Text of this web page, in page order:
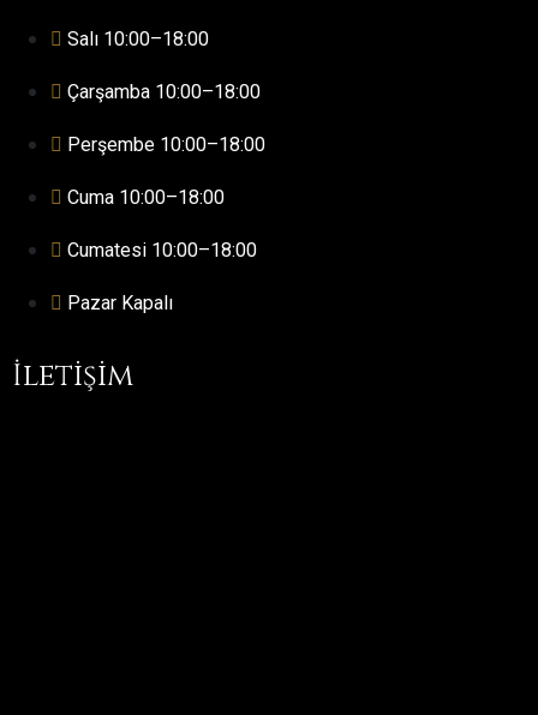
Salı 10:00–18:00
Çarşamba 10:00–18:00
Perşembe 10:00–18:00
Cuma 10:00–18:00
Cumatesi 10:00–18:00
Pazar Kapalı
İletişim